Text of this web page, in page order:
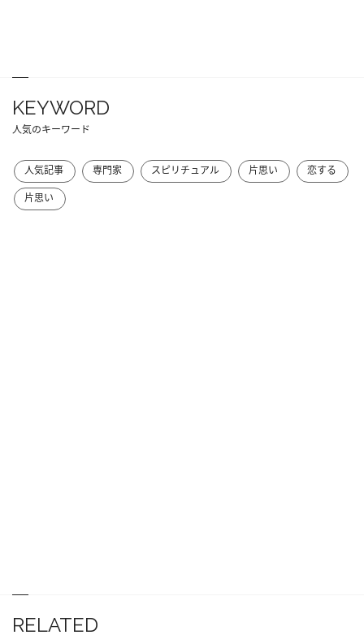
KEYWORD
人気のキーワード
人気記事 専門家 スピリチュアル 片思い
恋する
片思い
RELATED